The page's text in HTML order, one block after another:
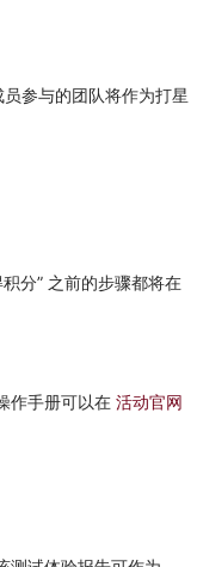
参与的团队将作为打星
分” 之前的步骤都将在
作手册可以在 活动官网